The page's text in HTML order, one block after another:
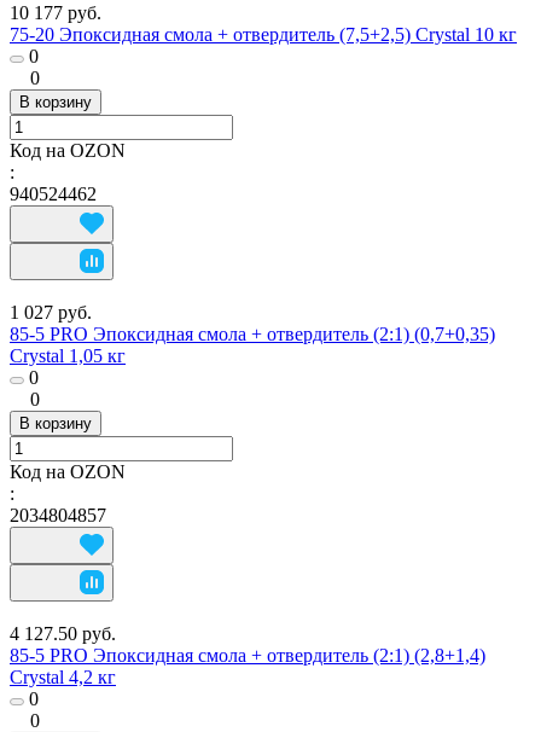
10 177 руб.
75-20 Эпоксидная смола + отвердитель (7,5+2,5) Crystal 10 кг
0
0
В корзину
Код на OZON
:
940524462
1 027 руб.
85-5 PRO Эпоксидная смола + отвердитель (2:1) (0,7+0,35)
Crystal 1,05 кг
0
0
В корзину
Код на OZON
:
2034804857
4 127.50 руб.
85-5 PRO Эпоксидная смола + отвердитель (2:1) (2,8+1,4)
Crystal 4,2 кг
0
0